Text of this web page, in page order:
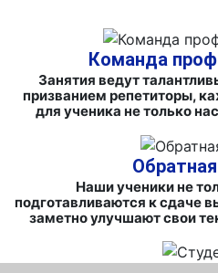
Команда
Занятия ведут
призванием репетиторы,
для ученика не только
Наши ученики не
подготавливаются к сдаче
заметно улучшают свои